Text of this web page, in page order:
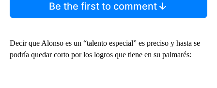
Be the first to comment
Decir que Alonso es un “talento especial” es preciso y hasta se
podría quedar corto por los logros que tiene en su palmarés: